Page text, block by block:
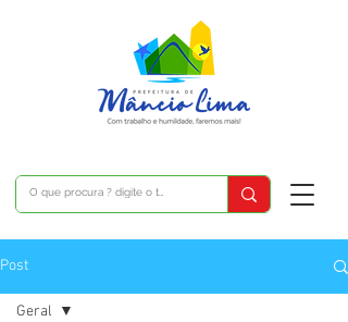
Post
Geral